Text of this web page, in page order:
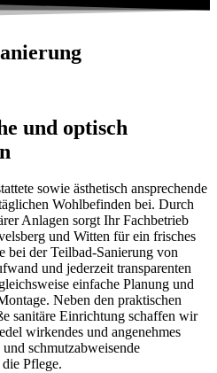
und optisch
sowie ästhetisch ansprechende
Wohlbefinden bei. Durch
Anlagen sorgt Ihr Fachbetrieb
und Witten für ein frisches
bei der Teilbad-Sanierung von
und jederzeit transparenten
einfache Planung und
Neben den praktischen
sanitäre Einrichtung schaffen wir
wirkendes und angenehmes
schmutzabweisende
Pflege.